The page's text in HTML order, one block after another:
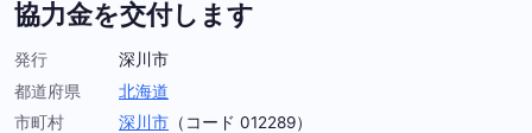
協力金を交付します
発行
深川市
都道府県
北海道
市町村
深川市 （コード 012289）